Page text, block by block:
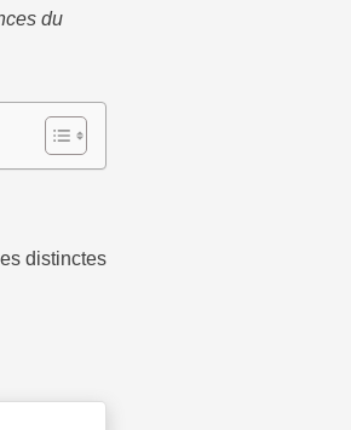
du
distinctes